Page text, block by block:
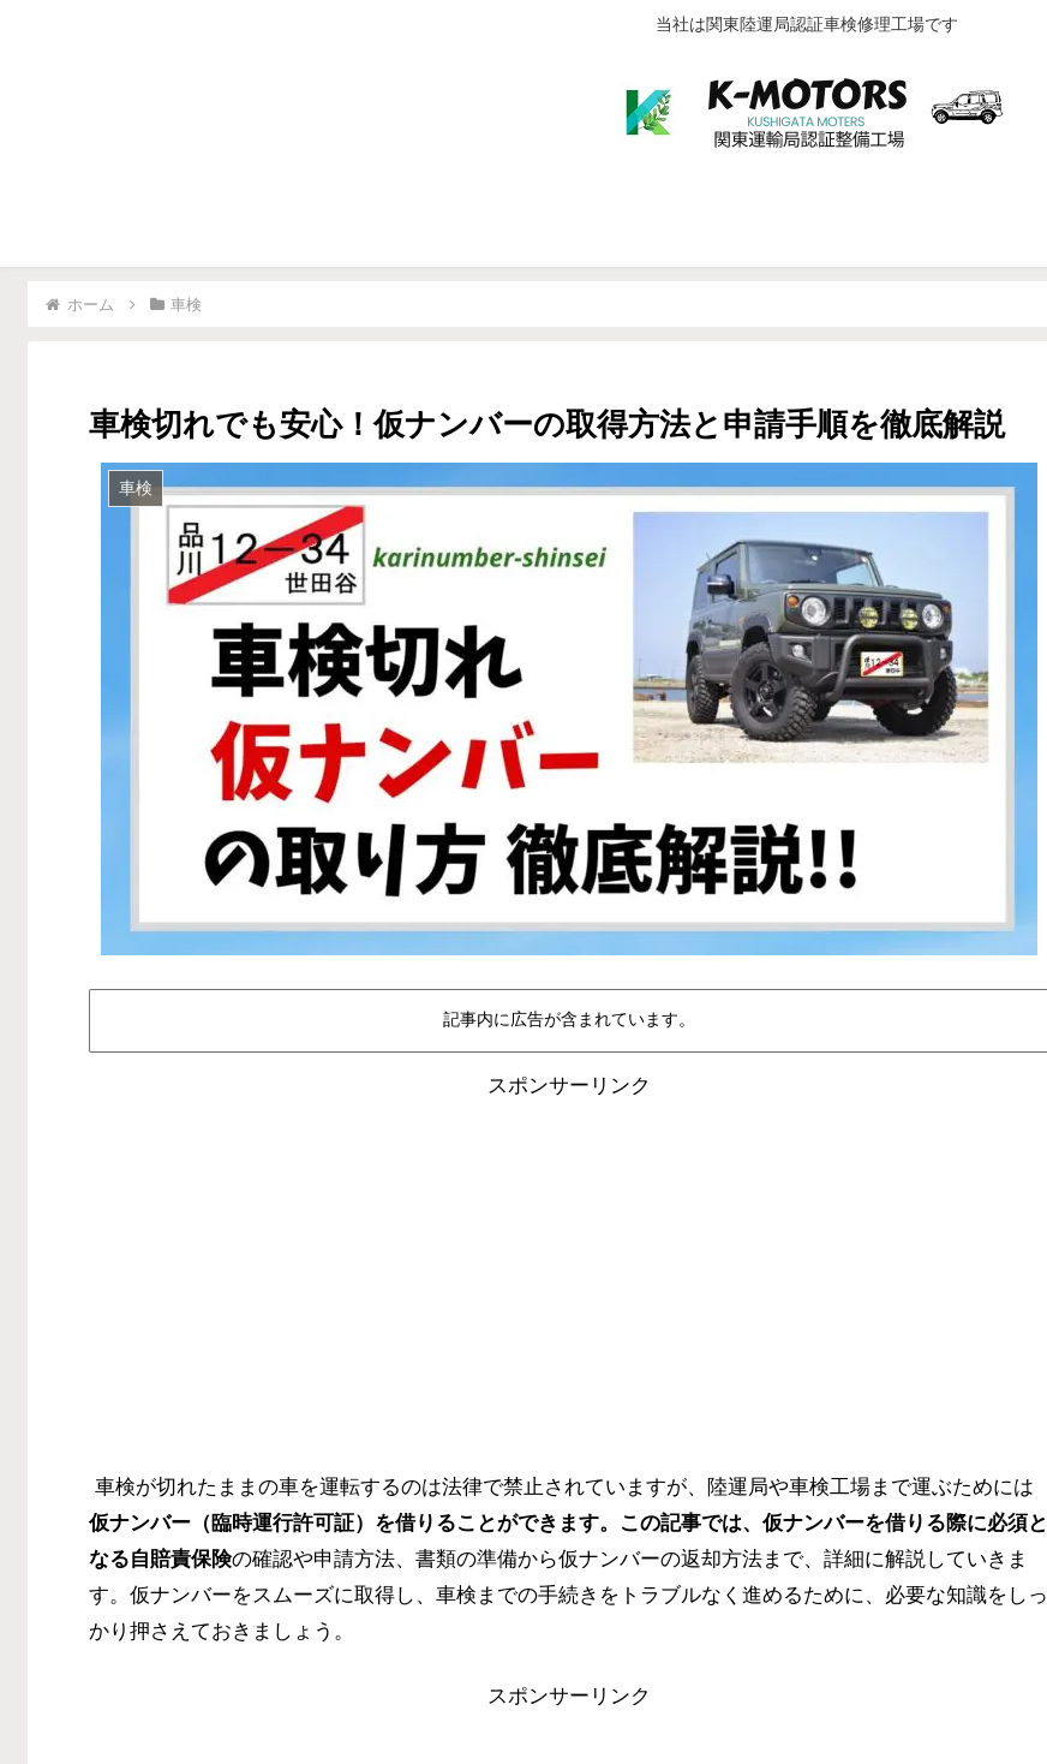
当社は関東陸運局認証車検修理工場です
ホーム 車検
車検切れでも安心！仮ナンバーの取得方法と申請手順を徹底解説
車検
記事内に広告が含まれています。
スポンサーリンク
車検が切れたままの車を運転するのは法律で禁止されていますが、陸運局や車検工場まで運ぶためには
仮ナンバー（臨時運行許可証） を借りることができます。この記事では、仮ナンバーを借りる際に必須と
なる自賠責保険の確認や申請方法、書類の準備から仮ナンバーの返却方法まで、詳細に解説していきま
す。仮ナンバーをスムーズに取得し、車検までの手続きをトラブルなく進めるために、必要な知識をしっ
かり押さえておきましょう。
スポンサーリンク